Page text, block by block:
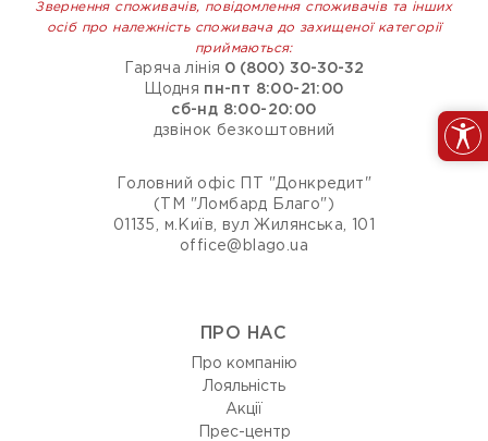
Звернення споживачів, повідомлення споживачів та інших
осіб про належність споживача до захищеної категорії
приймаються:
Гаряча лінія 0 (800) 30-30-32
Щодня пн-пт 8:00-21:00
сб-нд 8:00-20:00
дзвінок безкоштовний
Головний офіс ПТ "Донкредит"
(ТМ "Ломбард Благо")
01135, м.Київ, вул Жилянська, 101
office@blago.ua
ПРО НАС
Про компанію
Лояльність
Акції
Прес-центр